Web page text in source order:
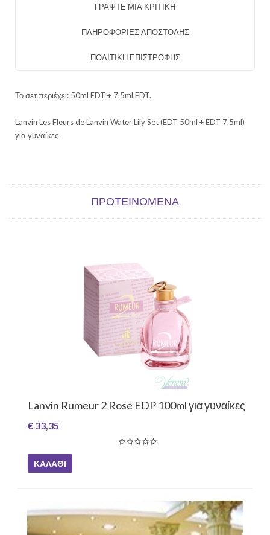
ΓΡΑΨΤΕ ΜΙΑ ΚΡΙΤΙΚΗ
ΠΛΗΡΟΦΟΡΙΕΣ ΑΠΟΣΤΟΛΗΣ
ΠΟΛΙΤΙΚΗ ΕΠΙΣΤΡΟΦΗΣ
Το σετ περιέχει: 50ml EDT + 7.5ml EDT.
Lanvin Les Fleurs de Lanvin Water Lily Set (EDT 50ml + EDT 7.5ml)
για γυναίκες
ΠΡΟΤΕΙΝΌΜΕΝΑ
Lanvin Rumeur 2 Rose EDP 100ml για γυναίκες
€ 33,35
ΚΑΛΆΘΙ